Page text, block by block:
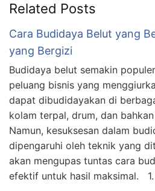
Related Posts
Cara Budidaya Belut yang
yang Bergizi
Budidaya belut semakin
peluang bisnis yang
dapat dibudidayakan di
kolam terpal, drum, dan
Namun, kesuksesan dalam
dipengaruhi oleh teknik yang
akan mengupas tuntas cara
efektif untuk hasil maksimal.